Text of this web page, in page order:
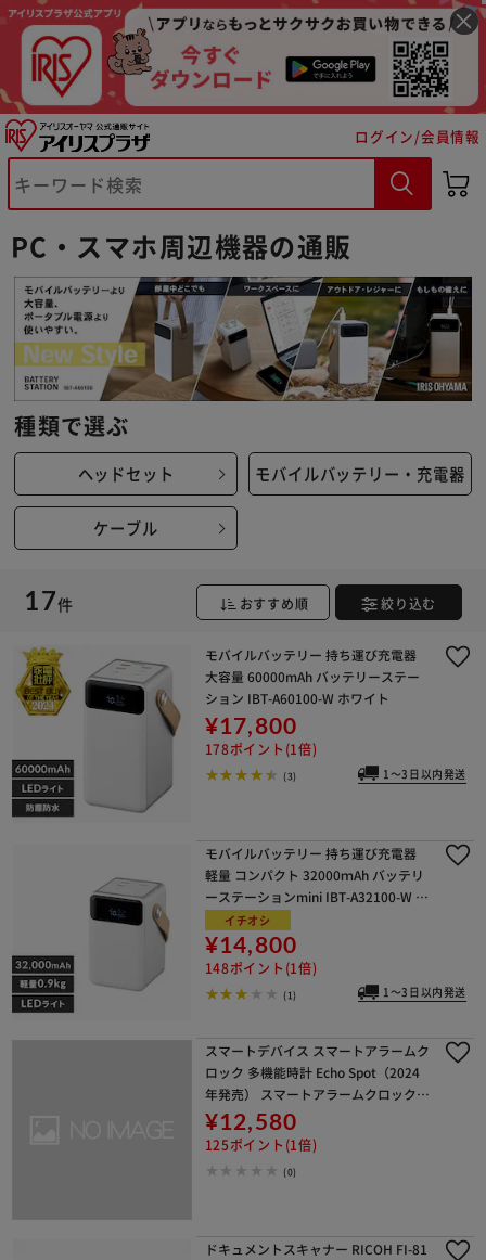
ログイン/会員情報
PC・スマホ周辺機器の通販
種類で選ぶ
ヘッドセット モバイルバッテリー・充電器
ケーブル
17件 おすすめ順 絞り込む
モバイルバッテリー 持ち運び充電器
大容量 60000mAh バッテリーステー
ション IBT-A60100-W ホワイト
¥17,800
178ポイント(1倍)
(3) 1～3日以内発送
モバイルバッテリー 持ち運び充電器
軽量 コンパクト 32000ｍAh バッテリ
ーステーションmini IBT-A32100-W ホ
ワイト
イチオシ
¥14,800
148ポイント(1倍)
(1) 1～3日以内発送
スマートデバイス スマートアラームク
ロック 多機能時計 Echo Spot（2024
年発売） スマートアラームクロック w
ith Alexa 鮮やかなサウンド B0C2S4K
41G ブラック
¥12,580
125ポイント(1倍)
(0)
ドキュメントスキャナー RICOH FI-81
※ご確認ください
カートに入れる 購入手続きへ